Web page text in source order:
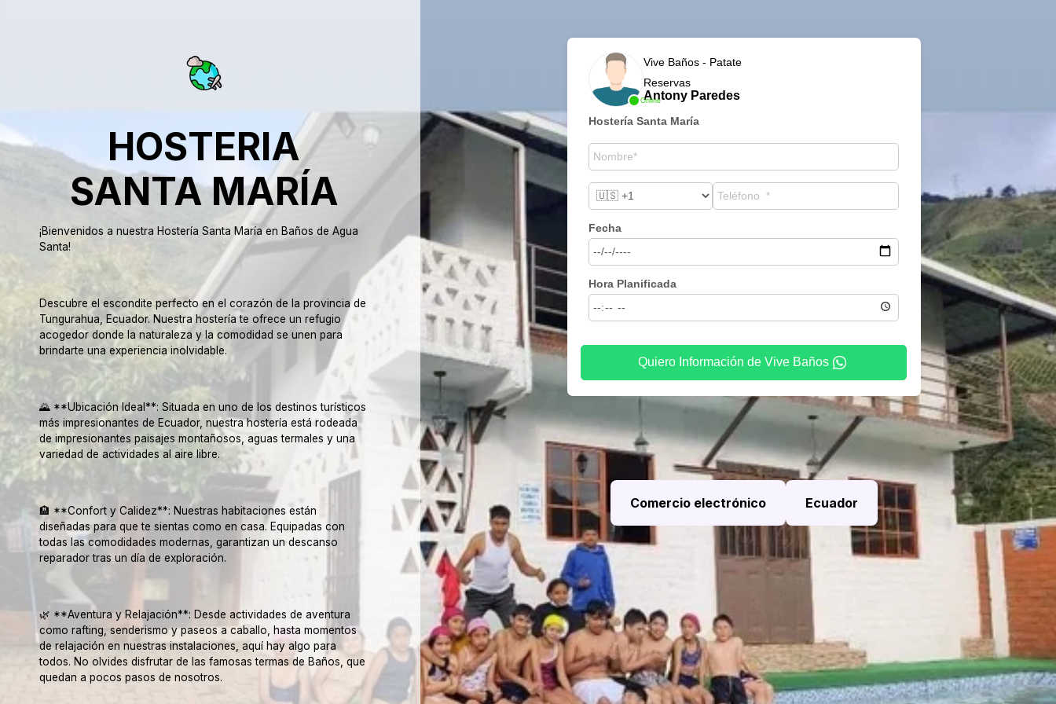
HOSTERIA
SANTA MARÍA
¡Bienvenidos a nuestra Hostería Santa María en Baños de Agua
Santa!
Descubre el escondite perfecto en el corazón de la provincia de
Tungurahua, Ecuador. Nuestra hostería te ofrece un refugio
acogedor donde la naturaleza y la comodidad se unen para
brindarte una experiencia inolvidable.
🌄 **Ubicación Ideal**: Situada en uno de los destinos turísticos
más impresionantes de Ecuador, nuestra hostería está rodeada
de impresionantes paisajes montañosos, aguas termales y una
variedad de actividades al aire libre.
🏨 **Confort y Calidez**: Nuestras habitaciones están
diseñadas para que te sientas como en casa. Equipadas con
todas las comodidades modernas, garantizan un descanso
reparador tras un día de exploración.
🌿 **Aventura y Relajación**: Desde actividades de aventura
como rafting, senderismo y paseos a caballo, hasta momentos
de relajación en nuestras instalaciones, aquí hay algo para
todos. No olvides disfrutar de las famosas termas de Baños, que
quedan a pocos pasos de nosotros.
Online
Vive Baños - Patate
Reservas
Antony Paredes
Hostería Santa María
Fecha
Hora Planificada
Quiero Información de Vive Baños
Comercio electrónico Ecuador